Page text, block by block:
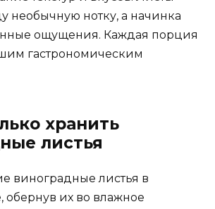
необычную нотку, а начинка
ощущения. Каждая порция
гастрономическим
хранить
листья
виноградные листья в
обернув их во влажное